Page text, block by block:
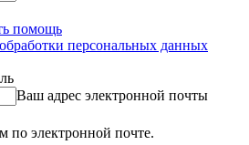
помощь
персональных данных
Ваш адрес электронной почты
по электронной почте.